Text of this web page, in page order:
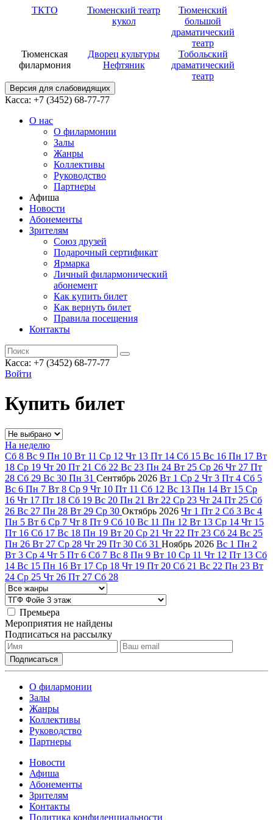
ТКТО
Тюменский театр
кукол
Тюменский
большой
драматический
театр
Тюменская
филармония
Дворец культуры
Нефтяник
Тобольский
драматический
театр
Версия для слабовидящих
Касса: +7 (3452) 68-77-77
О нас
О филармонии
Залы
Жанры
Коллективы
Руководство
Партнеры
Афиша
Новости
Абонементы
Зрителям
Союз друзей
Подарочный сертификат
Ярмарка
Личный филармонический
абонемент
Как купить билет
Как вернуть билет
Правила посещения
Контакты
Касса: +7 (3452) 68-77-77
Войти
Купить билет
На неделю
Сб 8 Вс 9 Пн 10 Вт 11 Ср 12 Чт 13 Пт 14 Сб 15 Вс 16 Пн 17 Вт
18 Ср 19 Чт 20 Пт 21 Сб 22 Вс 23 Пн 24 Вт 25 Ср 26 Чт 27 Пт
28 Сб 29 Вс 30 Пн 31 Сентябрь 2026 Вт 1 Ср 2 Чт 3 Пт 4 Сб 5
Вс 6 Пн 7 Вт 8 Ср 9 Чт 10 Пт 11 Сб 12 Вс 13 Пн 14 Вт 15 Ср
16 Чт 17 Пт 18 Сб 19 Вс 20 Пн 21 Вт 22 Ср 23 Чт 24 Пт 25 Сб
26 Вс 27 Пн 28 Вт 29 Ср 30 Октябрь 2026 Чт 1 Пт 2 Сб 3 Вс 4
Пн 5 Вт 6 Ср 7 Чт 8 Пт 9 Сб 10 Вс 11 Пн 12 Вт 13 Ср 14 Чт 15
Пт 16 Сб 17 Вс 18 Пн 19 Вт 20 Ср 21 Чт 22 Пт 23 Сб 24 Вс 25
Пн 26 Вт 27 Ср 28 Чт 29 Пт 30 Сб 31 Ноябрь 2026 Вс 1 Пн 2
Вт 3 Ср 4 Чт 5 Пт 6 Сб 7 Вс 8 Пн 9 Вт 10 Ср 11 Чт 12 Пт 13 Сб
14 Вс 15 Пн 16 Вт 17 Ср 18 Чт 19 Пт 20 Сб 21 Вс 22 Пн 23 Вт
24 Ср 25 Чт 26 Пт 27 Сб 28
Премьера
Мероприятия не найдены
Подписаться на рассылку
О филармонии
Залы
Жанры
Коллективы
Руководство
Партнеры
Новости
Афиша
Абонементы
Зрителям
Контакты
Политика конфиденциальности